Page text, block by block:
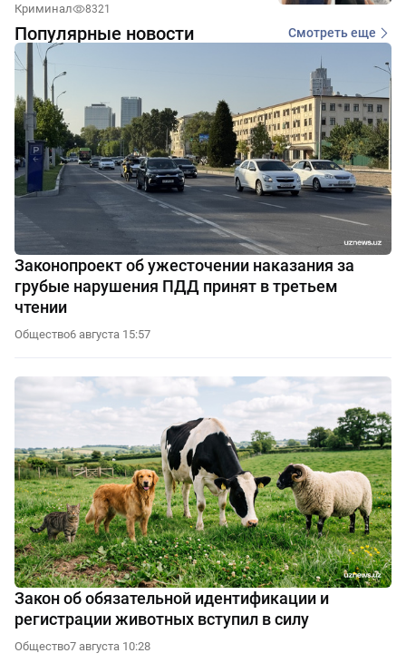
Криминал 8321
Популярные новости Смотреть еще
Законопроект об ужесточении наказания за
грубые нарушения ПДД принят в третьем
чтении
Общество6 августа 15:57
Закон об обязательной идентификации и
регистрации животных вступил в силу
Общество7 августа 10:28